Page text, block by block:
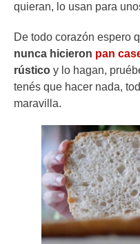
quieran, lo usan para
De todo corazón espero
nunca hicieron pan
rústico y lo hagan,
tenés que hacer nada,
maravilla.